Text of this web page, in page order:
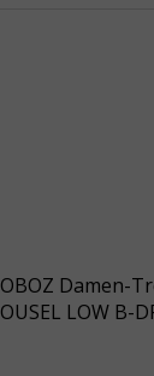
OBOZ Damen-
OUSEL LOW B-